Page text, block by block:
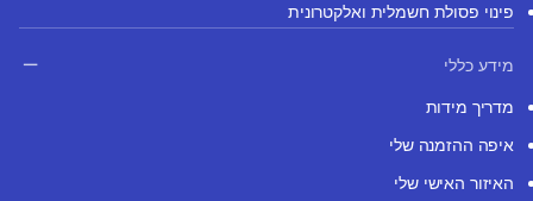
פינוי פסולת חשמלית ואלקטרונית
מידע כללי
מדריך מידות
איפה ההזמנה שלי
האיזור האישי שלי